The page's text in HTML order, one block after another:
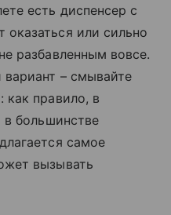
есть диспенсер с
или сильно
разбавленным вовсе.
– смывайте
как правило, в
в большинстве
самое
вызывать